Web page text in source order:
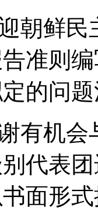
朝鲜
准则
的问
有机
代表
面形